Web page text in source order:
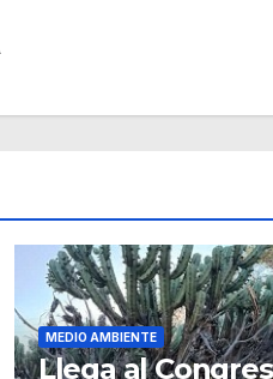
MEDIO AMBIENTE
Llega al